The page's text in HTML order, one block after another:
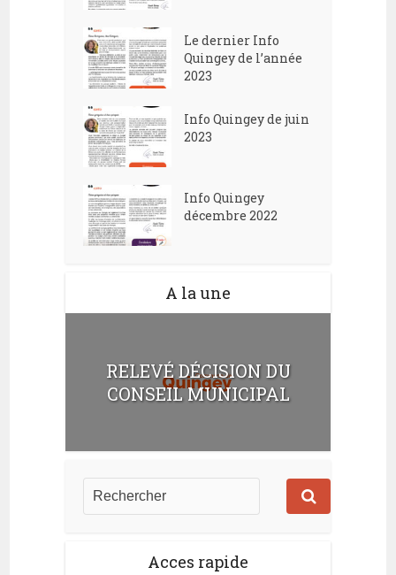
Le dernier Info
Quingey de l’année
2023
Info Quingey de juin
2023
Info Quingey
décembre 2022
A la une
RELEVÉ DÉCISION DU
CONSEIL MUNICIPAL
Acces rapide